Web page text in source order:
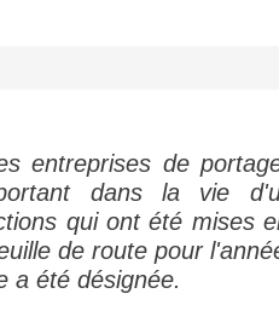
entreprises de
dans la vie
qui ont été mises
de route pour
a été désignée.